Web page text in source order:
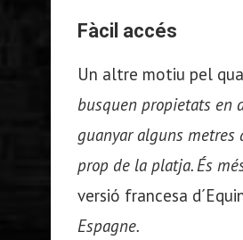
Fàcil accés
Un altre motiu pel
busquen propietats en
guanyar alguns metres
prop de la platja. És
versió francesa
Espagne.